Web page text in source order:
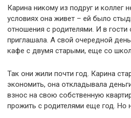
Карина никому из подруг и коллег
условиях она живет – ей было
отношения с родителями. И в гости
приглашала. А свой очередной
кафе с двумя старыми, еще со
Так они жили почти год. Карина
экономить, она откладывала
взнос на свою собственную
прожить с родителями еще год. Но